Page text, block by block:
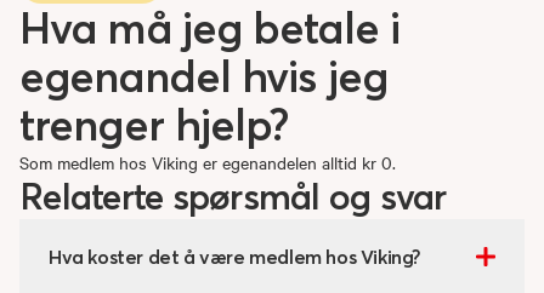
Hva må jeg betale i
egenandel hvis jeg
trenger hjelp?
Som medlem hos Viking er egenandelen alltid kr 0.
Relaterte spørsmål og svar
Hva koster det å være medlem hos Viking?